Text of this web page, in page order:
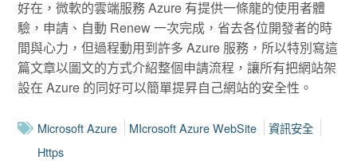
好在，微軟的雲端服務 Azure 有提供一條龍的使用者體
驗，申請、自動 Renew 一次完成，省去各位開發者的時
間與心力，但過程動用到許多 Azure 服務，所以特別寫這
篇文章以圖文的方式介紹整個申請流程，讓所有把網站架
設在 Azure 的同好可以簡單提昇自己網站的安全性。
Microsoft Azure MIcrosoft Azure WebSite
資訊安全
Https